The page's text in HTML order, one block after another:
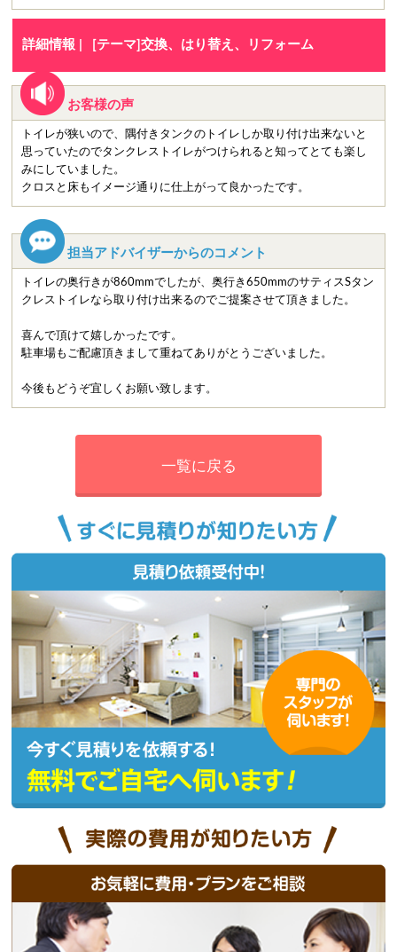
詳細情報 | [テーマ]交換、はり替え、リフォーム
お客様の声
トイレが狭いので、隅付きタンクのトイレしか取り付け出来ないと
思っていたのでタンクレストイレがつけられると知ってとても楽し
みにしていました。
クロスと床もイメージ通りに仕上がって良かったです。
担当アドバイザーからのコメント
トイレの奥行きが860mmでしたが、奥行き650mmのサティスSタン
クレストイレなら取り付け出来るのでご提案させて頂きました。
喜んで頂けて嬉しかったです。
駐車場もご配慮頂きまして重ねてありがとうございました。
今後もどうぞ宜しくお願い致します。
一覧に戻る